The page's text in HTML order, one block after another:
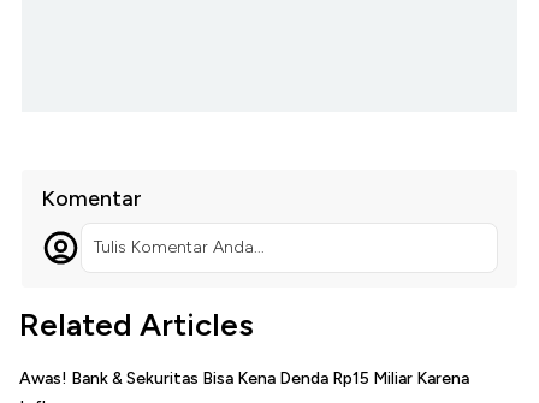
Komentar
Tulis Komentar Anda...
Related Articles
Awas! Bank & Sekuritas Bisa Kena Denda Rp15 Miliar Karena